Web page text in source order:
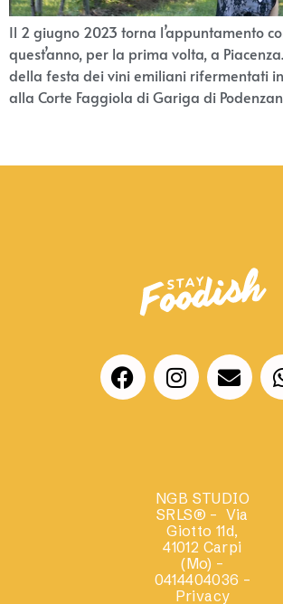
Il 2 giugno 2023 torna l’appuntamento
quest’anno, per la prima volta, a
della festa dei vini emiliani rifermentati
alla Corte Faggiola di Gariga di
NGB STUDIO
SRLS® – Via
Giotto 11d,
41012 Carpi
(Mo) –
0414404036 –
Privacy